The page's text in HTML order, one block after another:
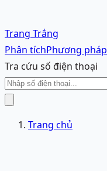
Trang Trắng
Phân tíchPhương pháp
Tra cứu số điện thoại
Trang chủ